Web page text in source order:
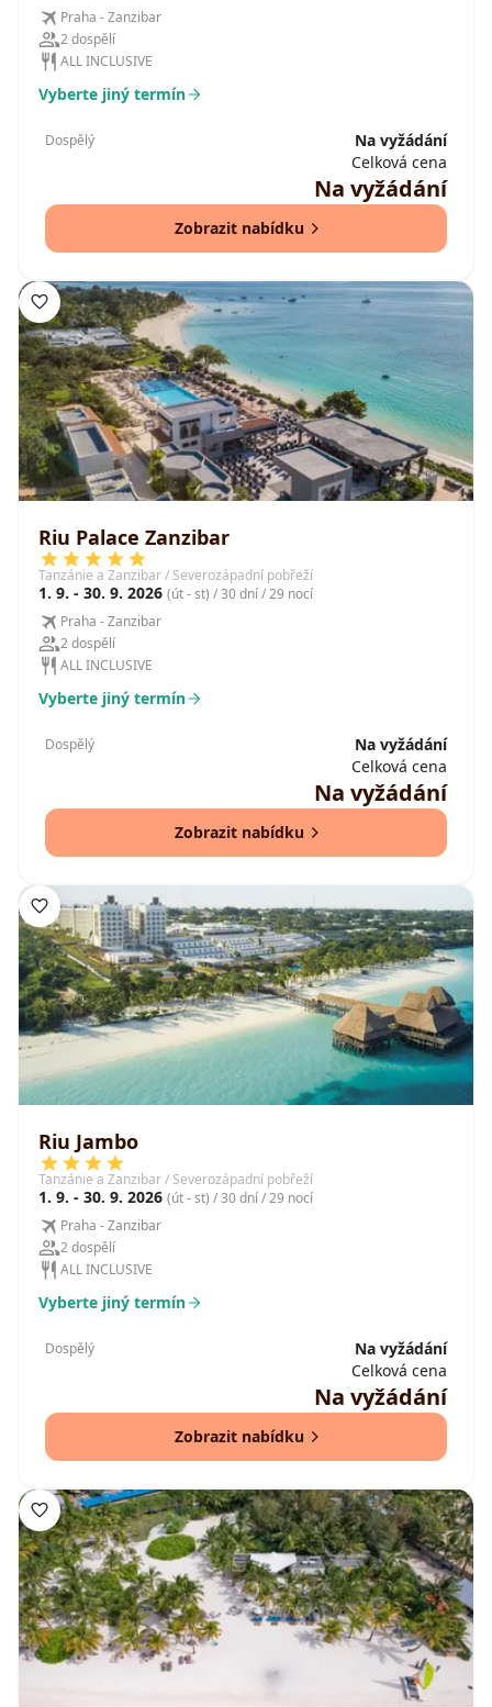
Praha - Zanzibar
2 dospělí
ALL INCLUSIVE
Vyberte jiný termín
Dospělý
Na vyžádání
Celková cena
Na vyžádání
Zobrazit nabídku
Riu Palace Zanzibar
Tanzánie a Zanzibar / Severozápadní pobřeží
1. 9. - 30. 9. 2026 (út - st) / 30 dní / 29 nocí
Praha - Zanzibar
2 dospělí
ALL INCLUSIVE
Vyberte jiný termín
Dospělý
Na vyžádání
Celková cena
Na vyžádání
Zobrazit nabídku
Riu Jambo
Tanzánie a Zanzibar / Severozápadní pobřeží
1. 9. - 30. 9. 2026 (út - st) / 30 dní / 29 nocí
Praha - Zanzibar
2 dospělí
ALL INCLUSIVE
Vyberte jiný termín
Dospělý
Na vyžádání
Celková cena
Na vyžádání
Zobrazit nabídku